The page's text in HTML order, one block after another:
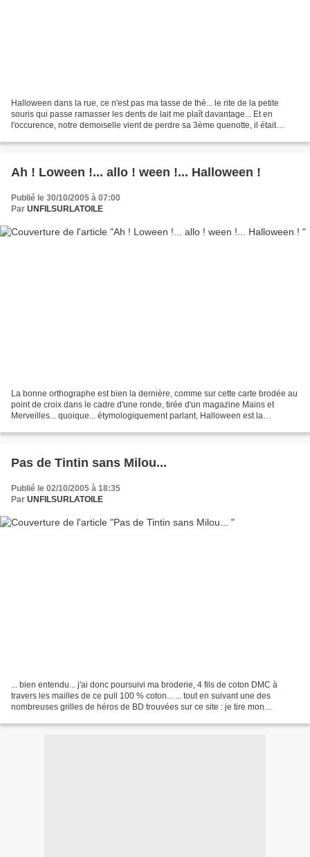
Halloween dans la rue, ce n'est pas ma tasse de thé... le rite de la petite
souris qui passe ramasser les dents de lait me plaît davantage... Et en
l'occurence, notre demoiselle vient de perdre sa 3ème quenotte, il était
Ah ! Loween !... allo ! ween !... Halloween !
Publié le 30/10/2005 à 07:00
Par UNFILSURLATOILE
La bonne orthographe est bien la dernière, comme sur cette carte brodée au
point de croix dans le cadre d'une ronde, tirée d'un magazine Mains et
Merveilles... quoique... étymologiquement parlant, Halloween est la
Pas de Tintin sans Milou...
Publié le 02/10/2005 à 18:35
Par UNFILSURLATOILE
... bien entendu... j'ai donc poursuivi ma broderie, 4 fils de coton DMC à
travers les mailles de ce pull 100 % coton... ... tout en suivant une des
nombreuses grilles de héros de BD trouvées sur ce site : je tire mon